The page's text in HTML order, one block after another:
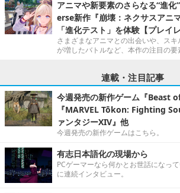
アニマや新要素のさらなる“進
erse新作『崩壊：ネクサスアニ
「進化テスト」を体験【プレイレ
さまざまなアニマとの出会いや、ス
が増したバトルなど、本作の注目の要
連載・注目記事
今週発売の新作ゲーム『Beast
『MARVEL Tōkon: Fighting
ァンタジーXIV』他
今週発売の新作ゲームはこちら。
有志日本語化の現場から
PCゲーマーなら何かとお世話になっ
に連続インタビュー。